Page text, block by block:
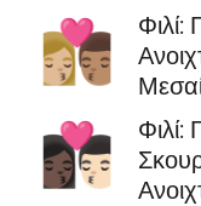
👩🏼‍❤️‍💋‍👨🏽
Φιλί:
👩🏿‍❤️‍💋‍👨🏻
Φιλί: